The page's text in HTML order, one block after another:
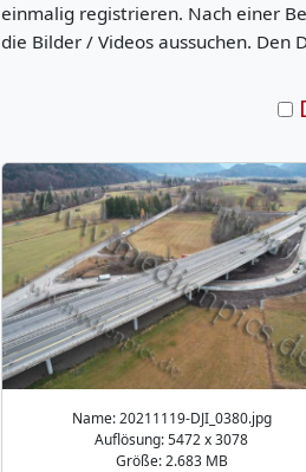
einmalig registrieren. Nach einer
die Bilder / Videos aussuchen. Den
Name: 20211119-DJI_0380.jpg
Auflösung: 5472 x 3078
Größe: 2.683 MB